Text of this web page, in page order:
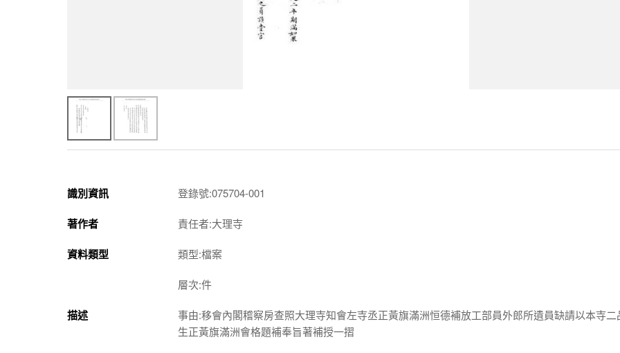
識別資訊 登錄號:075704-001
著作者 責任者:大理寺
資料類型 類型:檔案
層次:件
描述
事由:移會內閣稽察房查照大理寺知會左寺丞正黃旗滿洲恒德補放工部員外郎所遺員缺請以本寺二
生正黃旗滿洲會格題補奉旨著補授一摺